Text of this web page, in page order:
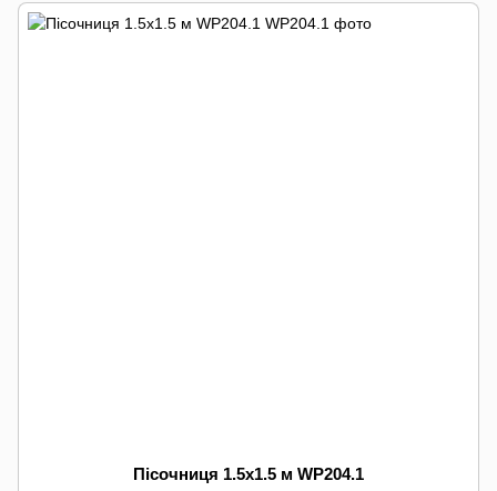
Пісочниця 1.5х1.5 м WP204.1